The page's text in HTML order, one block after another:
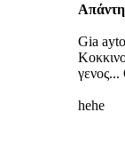
Gia
γενος...
hehe